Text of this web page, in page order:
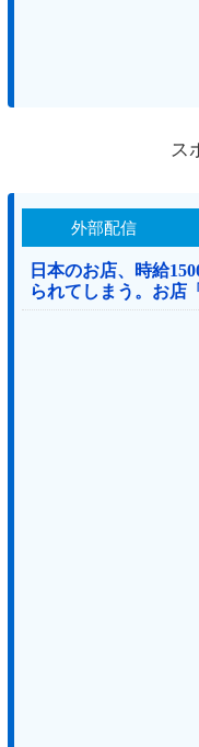
ス
外部配信
日本のお店、時給
られてしまう。お店